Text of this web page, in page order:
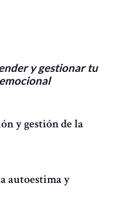
y gestionar tu
y gestión de la
autoestima y